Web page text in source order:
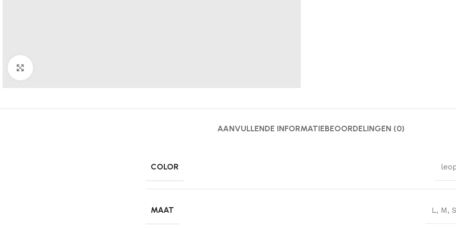
AANVULLENDE INFORMATIEBEOORDELINGEN (0)
COLOR
MAAT L, M, S